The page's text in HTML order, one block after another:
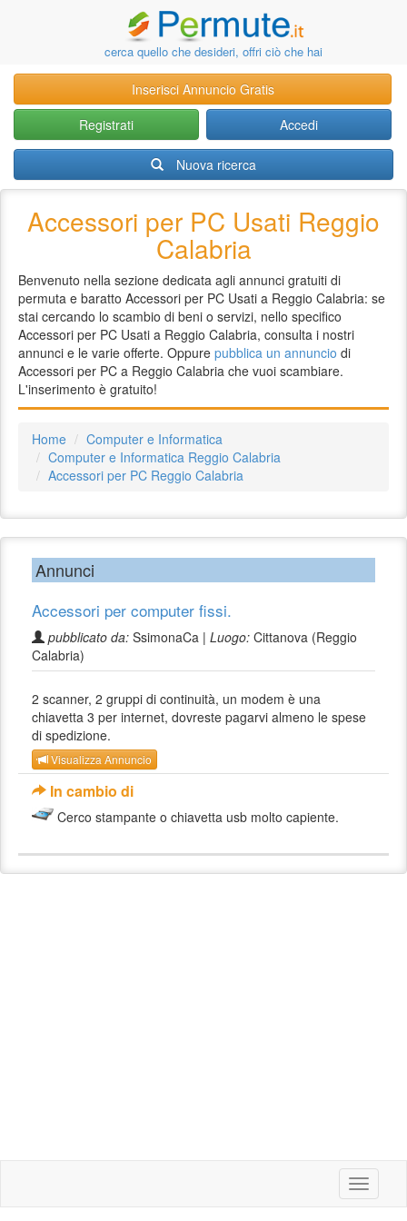
cerca quello che desideri, offri ciò che hai
Inserisci Annuncio Gratis
Registrati
Accedi
Nuova ricerca
Accessori per PC Usati Reggio
Calabria
Benvenuto nella sezione dedicata agli annunci gratuiti di
permuta e baratto Accessori per PC Usati a Reggio Calabria: se
stai cercando lo scambio di beni o servizi, nello specifico
Accessori per PC Usati a Reggio Calabria, consulta i nostri
annunci e le varie offerte. Oppure pubblica un annuncio di
Accessori per PC a Reggio Calabria che vuoi scambiare.
L'inserimento è gratuito!
Home
Computer e Informatica
Computer e Informatica Reggio Calabria
Accessori per PC Reggio Calabria
Annunci
Accessori per computer fissi.
pubblicato da: SsimonaCa | Luogo: Cittanova (Reggio
Calabria)
2 scanner, 2 gruppi di continuità, un modem è una
chiavetta 3 per internet, dovreste pagarvi almeno le spese
di spedizione.
Visualizza Annuncio
In cambio di
Cerco stampante o chiavetta usb molto capiente.
Toggle